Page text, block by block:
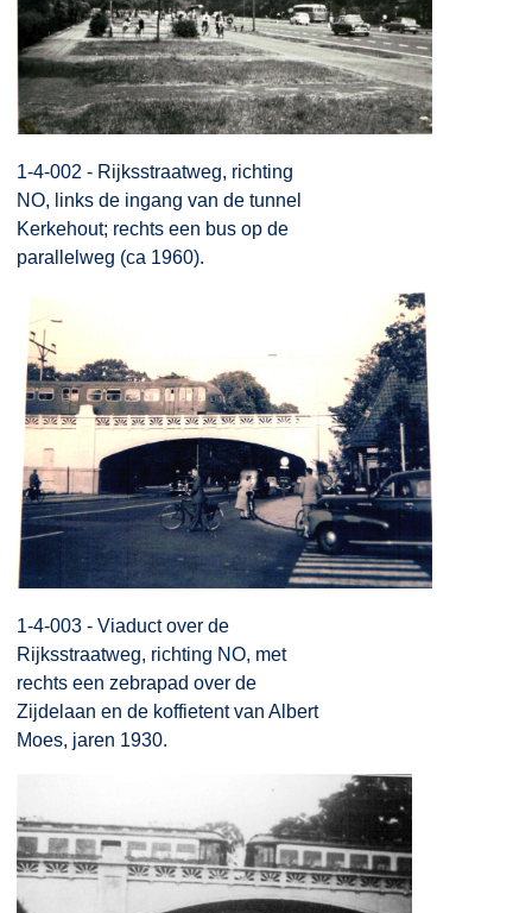
1-4-002 - Rijksstraatweg, richting
NO, links de ingang van de tunnel
Kerkehout; rechts een bus op de
parallelweg (ca 1960).
1-4-003 - Viaduct over de
Rijksstraatweg, richting NO, met
rechts een zebrapad over de
Zijdelaan en de koffietent van Albert
Moes, jaren 1930.